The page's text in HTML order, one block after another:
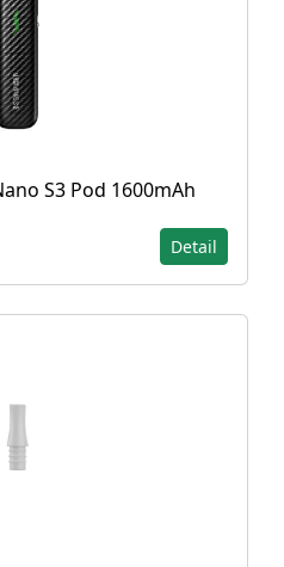
S3 Pod 1600mAh
Detail